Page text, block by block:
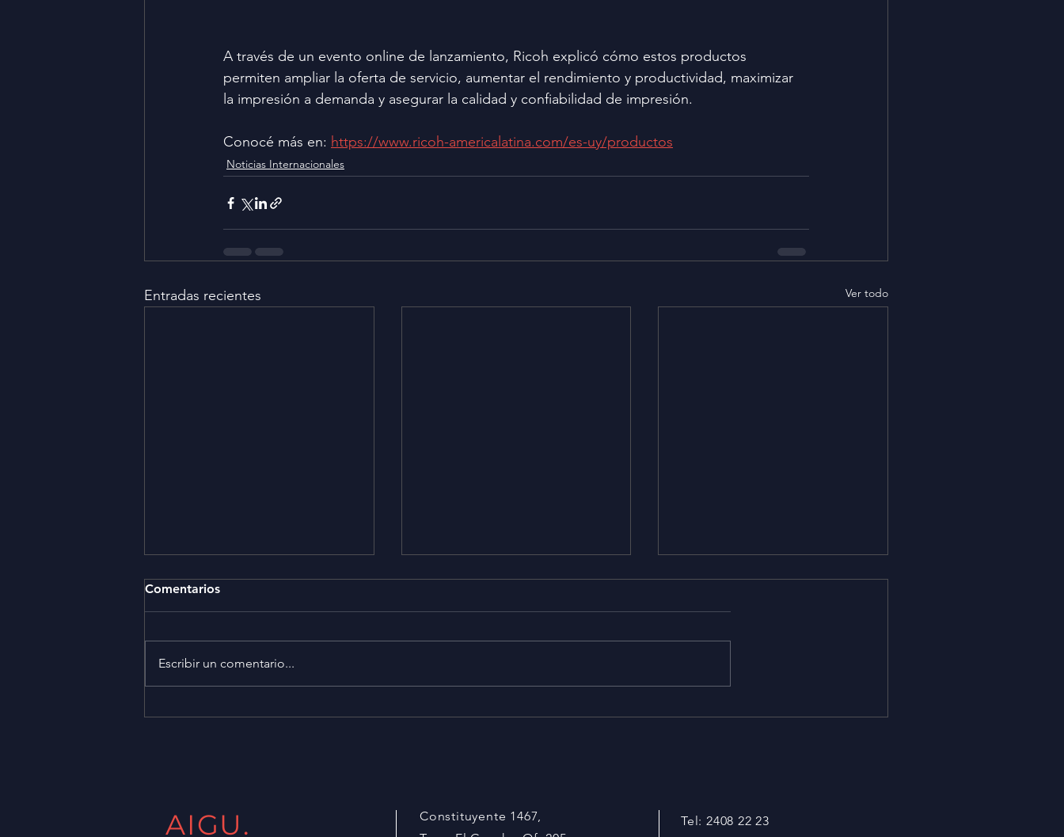
A través de un evento online de lanzamiento, Ricoh explicó cómo estos productos
permiten ampliar la oferta de servicio, aumentar el rendimiento y productividad, maximizar
la impresión a demanda y asegurar la calidad y confiabilidad de impresión.
Conocé más en: https://www.ricoh-americalatina.com/es-uy/productos
Noticias Internacionales
Entradas recientes Ver todo
Comentarios
Escribir un comentario...
AIGU.
Constituyente 1467,
Tel: 2408 22 23